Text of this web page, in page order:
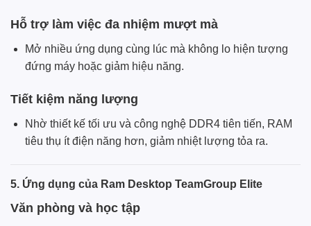
Hỗ trợ làm việc đa nhiệm mượt mà
Mở nhiều ứng dụng cùng lúc mà không lo hiện tượng
đứng máy hoặc giảm hiệu năng.
Tiết kiệm năng lượng
Nhờ thiết kế tối ưu và công nghệ DDR4 tiên tiến, RAM
tiêu thụ ít điện năng hơn, giảm nhiệt lượng tỏa ra.
5. Ứng dụng của Ram Desktop TeamGroup Elite
Văn phòng và học tập